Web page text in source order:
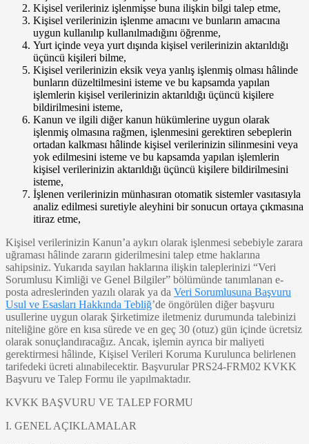
Kişisel verileriniz işlenmişse buna ilişkin bilgi talep etme,
Kişisel verilerinizin işlenme amacını ve bunların amacına
uygun kullanılıp kullanılmadığını öğrenme,
Yurt içinde veya yurt dışında kişisel verilerinizin aktarıldığı
üçüncü kişileri bilme,
Kişisel verilerinizin eksik veya yanlış işlenmiş olması hâlinde
bunların düzeltilmesini isteme ve bu kapsamda yapılan
işlemlerin kişisel verilerinizin aktarıldığı üçüncü kişilere
bildirilmesini isteme,
Kanun ve ilgili diğer kanun hükümlerine uygun olarak
işlenmiş olmasına rağmen, işlenmesini gerektiren sebeplerin
ortadan kalkması hâlinde kişisel verilerinizin silinmesini veya
yok edilmesini isteme ve bu kapsamda yapılan işlemlerin
kişisel verilerinizin aktarıldığı üçüncü kişilere bildirilmesini
isteme,
İşlenen verilerinizin münhasıran otomatik sistemler vasıtasıyla
analiz edilmesi suretiyle aleyhini bir sonucun ortaya çıkmasına
itiraz etme,
Kişisel verilerinizin Kanun’a aykırı olarak işlenmesi sebebiyle zarara
uğraması hâlinde zararın giderilmesini talep etme haklarına
sahipsiniz. Yukarıda sayılan haklarına ilişkin taleplerinizi “Veri
Sorumlusu Kimliği ve Genel Bilgiler” bölümünde tanımlanan e-
posta adreslerinden yazılı olarak ya da Veri Sorumlusuna Başvuru
Usul ve Esasları Hakkında Tebliğ’de öngörülen diğer başvuru
usullerine uygun olarak Şirketimize iletmeniz durumunda talebinizi
niteliğine göre en kısa sürede ve en geç 30 (otuz) gün içinde ücretsiz
olarak sonuçlandıracağız. Ancak, işlemin ayrıca bir maliyeti
gerektirmesi hâlinde, Kişisel Verileri Koruma Kurulunca belirlenen
tarifedeki ücreti alınabilecektir. Başvurular PRS24-FRM02 KVKK
Başvuru ve Talep Formu ile yapılmaktadır.
KVKK BAŞVURU VE TALEP FORMU
I. GENEL AÇIKLAMALAR